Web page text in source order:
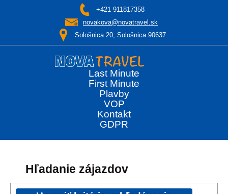
+421 911817358
novakova@novatravel.sk
Sološnica 20, Sološnica 90637
Last Minute
First Minute
Plavby
VOP
Kontakt
GDPR
Hľadanie zájazdov